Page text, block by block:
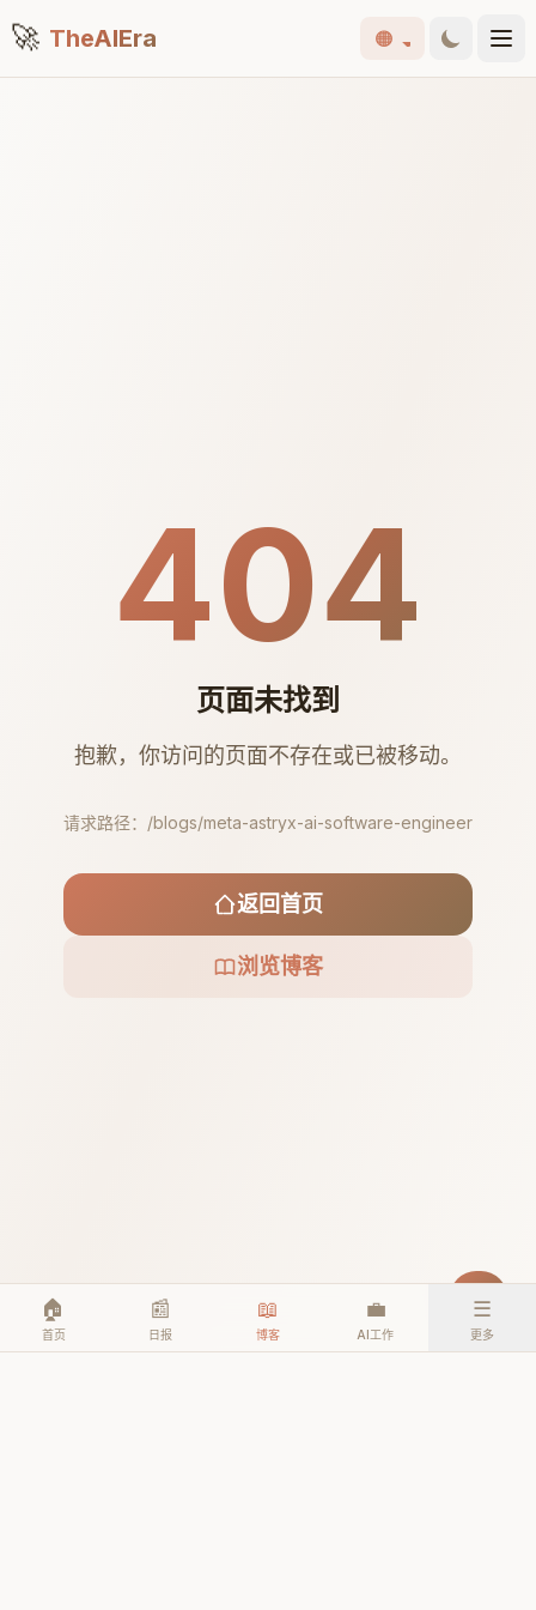
🚀 TheAIEra 🟠
404
页面未找到
抱歉，你访问的页面不存在或已被移动。
请求路径： /blogs/meta-astryx-ai-software-engineer
返回首页
浏览博客
🏠
首页
📰
日报
📖
博客
💼
AI工作
☰
更多